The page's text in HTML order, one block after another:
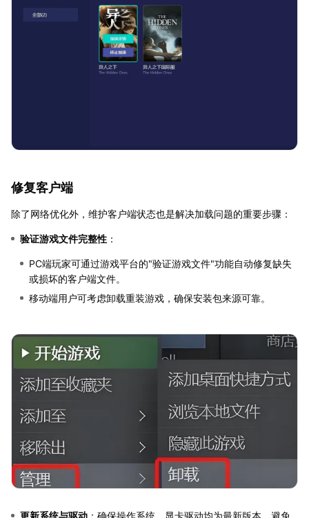
修复客户端
除了网络优化外，维护客户端状态也是解决加载问题的重要步骤：
验证游戏文件完整性 ：
PC端玩家可通过游戏平台的"验证游戏文件"功能自动修复缺失
或损坏的客户端文件。
移动端用户可考虑卸载重装游戏，确保安装包来源可靠。
更新系统与驱动 ：确保操作系统、显卡驱动均为最新版本，避免